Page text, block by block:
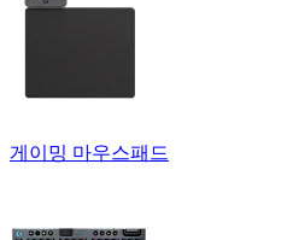
게이밍 마우스패드